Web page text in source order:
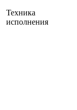
Техника
исполнения